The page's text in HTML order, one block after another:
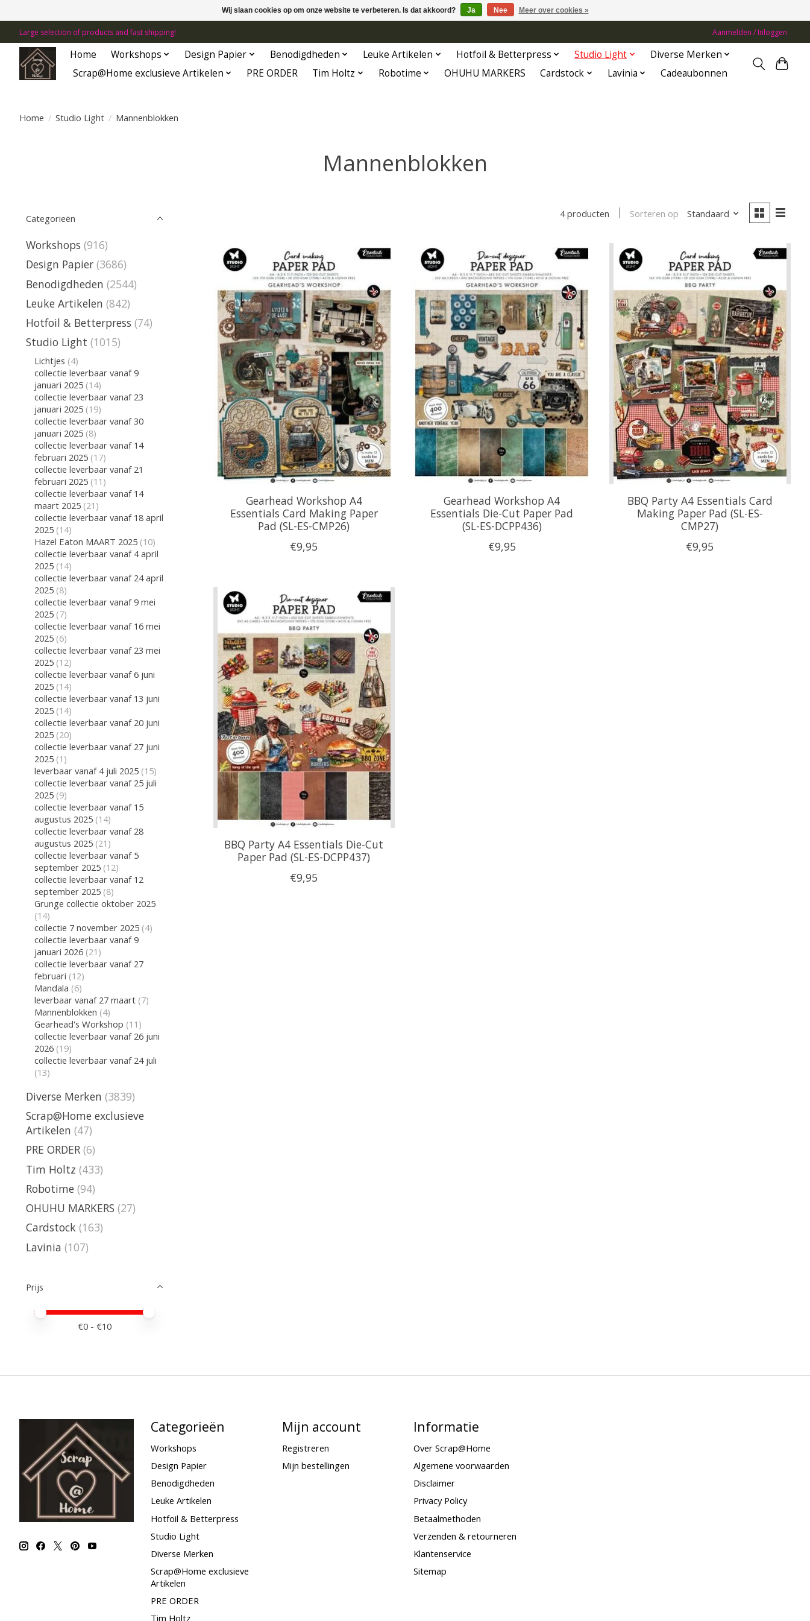
Large selection of products and fast shipping! Aanmelden / Inloggen
Home Workshops Design Papier Benodigdheden Leuke Artikelen Hotfoil & Betterpress Studio Light
Diverse Merken
Scrap@Home exclusieve Artikelen
PRE ORDER Tim Holtz Robotime OHUHU MARKERS Cardstock Lavinia Cadeaubonnen
Home / Studio Light / Mannenblokken
Mannenblokken
Categorieën
Workshops (916)
Design Papier (3686)
Benodigdheden (2544)
Leuke Artikelen (842)
Hotfoil & Betterpress (74)
Studio Light (1015)
Lichtjes (4)
collectie leverbaar vanaf 9
januari 2025 (14)
collectie leverbaar vanaf 23
januari 2025 (19)
collectie leverbaar vanaf 30
januari 2025 (8)
collectie leverbaar vanaf 14
februari 2025 (17)
collectie leverbaar vanaf 21
februari 2025 (11)
collectie leverbaar vanaf 14
maart 2025 (21)
collectie leverbaar vanaf 18 april
2025 (14)
Hazel Eaton MAART 2025 (10)
collectie leverbaar vanaf 4 april
2025 (14)
collectie leverbaar vanaf 24 april
2025 (8)
collectie leverbaar vanaf 9 mei
2025 (7)
collectie leverbaar vanaf 16 mei
2025 (6)
collectie leverbaar vanaf 23 mei
2025 (12)
collectie leverbaar vanaf 6 juni
2025 (14)
collectie leverbaar vanaf 13 juni
2025 (14)
collectie leverbaar vanaf 20 juni
2025 (20)
collectie leverbaar vanaf 27 juni
2025 (1)
leverbaar vanaf 4 juli 2025 (15)
collectie leverbaar vanaf 25 juli
2025 (9)
collectie leverbaar vanaf 15
augustus 2025 (14)
collectie leverbaar vanaf 28
augustus 2025 (21)
collectie leverbaar vanaf 5
september 2025 (12)
collectie leverbaar vanaf 12
september 2025 (8)
Grunge collectie oktober 2025
(14)
collectie 7 november 2025 (4)
collectie leverbaar vanaf 9
januari 2026 (21)
collectie leverbaar vanaf 27
februari (12)
Mandala (6)
leverbaar vanaf 27 maart (7)
Mannenblokken (4)
Gearhead's Workshop (11)
collectie leverbaar vanaf 26 juni
2026 (19)
collectie leverbaar vanaf 24 juli
(13)
Diverse Merken (3839)
Scrap@Home exclusieve
Artikelen (47)
PRE ORDER (6)
Tim Holtz (433)
Robotime (94)
OHUHU MARKERS (27)
Cardstock (163)
Lavinia (107)
Prijs
Minimale prijswaarde
Price maximum value
€0 - €10
4 producten Sorteren op Standaard
Gearhead Workshop A4
Essentials Card Making Paper
Pad (SL-ES-CMP26)
€9,95
Gearhead Workshop A4
Essentials Die-Cut Paper Pad
(SL-ES-DCPP436)
€9,95
BBQ Party A4 Essentials Card
Making Paper Pad (SL-ES-
CMP27)
€9,95
BBQ Party A4 Essentials Die-Cut
Paper Pad (SL-ES-DCPP437)
€9,95
Categorieën
Workshops
Design Papier
Benodigdheden
Leuke Artikelen
Hotfoil & Betterpress
Studio Light
Diverse Merken
Scrap@Home exclusieve
Artikelen
PRE ORDER
Tim Holtz
Mijn account
Registreren
Mijn bestellingen
Informatie
Over Scrap@Home
Algemene voorwaarden
Disclaimer
Privacy Policy
Betaalmethoden
Verzenden & retourneren
Klantenservice
Sitemap
Wij slaan cookies op om onze website te verbeteren. Is dat akkoord? Ja Nee Meer over cookies »